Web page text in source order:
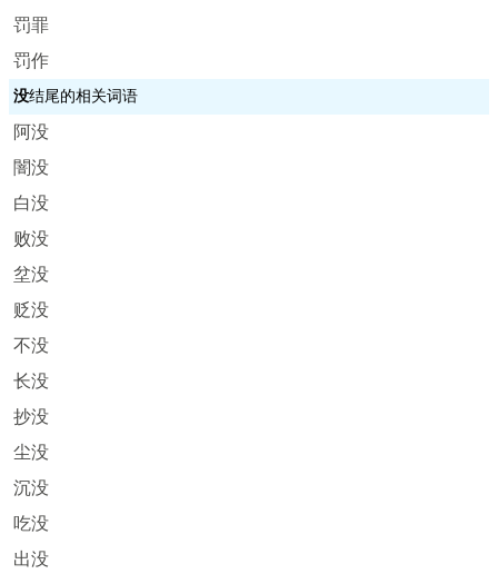
罚罪
罚作
没结尾的相关词语
阿没
闇没
白没
败没
坌没
贬没
不没
长没
抄没
尘没
沉没
吃没
出没